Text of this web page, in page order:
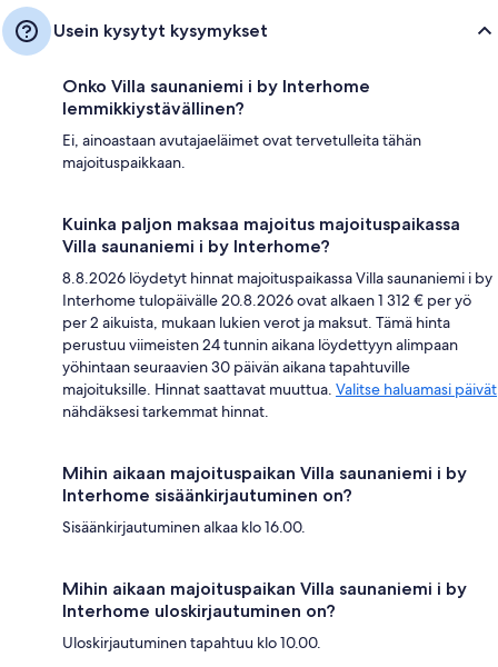
Usein kysytyt kysymykset
Onko Villa saunaniemi i by Interhome
lemmikkiystävällinen?
Ei, ainoastaan avutajaeläimet ovat tervetulleita tähän
majoituspaikkaan.
Kuinka paljon maksaa majoitus majoituspaikassa
Villa saunaniemi i by Interhome?
8.8.2026 löydetyt hinnat majoituspaikassa Villa saunaniemi i by
Interhome tulopäivälle 20.8.2026 ovat alkaen 1 312 € per yö
per 2 aikuista, mukaan lukien verot ja maksut. Tämä hinta
perustuu viimeisten 24 tunnin aikana löydettyyn alimpaan
yöhintaan seuraavien 30 päivän aikana tapahtuville
majoituksille. Hinnat saattavat muuttua. Valitse haluamasi päivät
nähdäksesi tarkemmat hinnat.
Mihin aikaan majoituspaikan Villa saunaniemi i by
Interhome sisäänkirjautuminen on?
Sisäänkirjautuminen alkaa klo 16.00.
Mihin aikaan majoituspaikan Villa saunaniemi i by
Interhome uloskirjautuminen on?
Uloskirjautuminen tapahtuu klo 10.00.